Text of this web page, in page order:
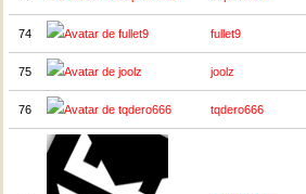
74 fullet9
75 joolz
76 tqdero666